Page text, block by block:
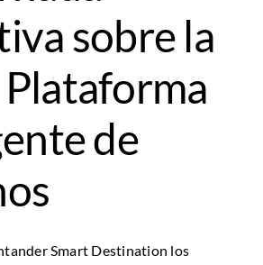
sobre la
de
Smart Destination los